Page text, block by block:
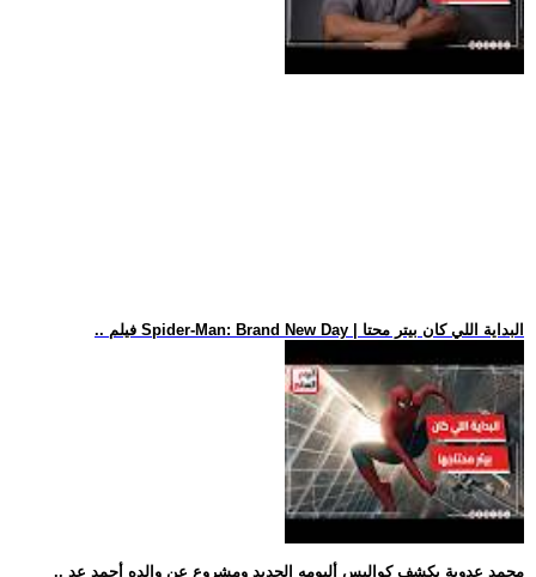
.. فيلم Spider-Man: Brand New Day | البداية اللي كان بيتر محتا
.. محمد عدوية يكشف كواليس ألبومه الجديد ومشروع عن والده أحمد عد